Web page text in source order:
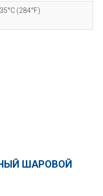
(284°F)
ШАРОВОЙ